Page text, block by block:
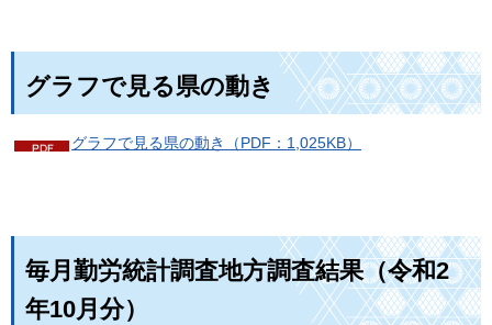
グラフで見る県の動き
グラフで見る県の動き（PDF：1,025KB）
毎月勤労統計調査地方調査結果（令和2
年10月分）